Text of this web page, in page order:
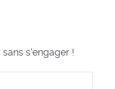
s'engager !